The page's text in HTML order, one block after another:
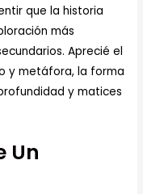
que la historia
más
Aprecié el
y metáfora, la forma
y matices
Un